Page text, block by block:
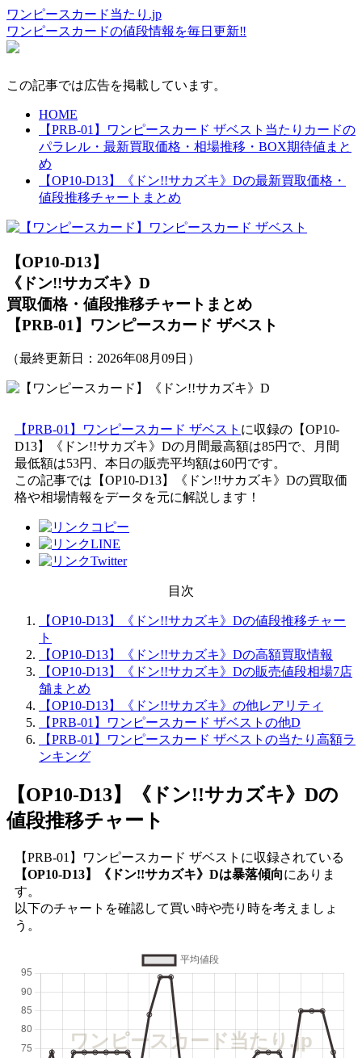
ワンピースカード当たり.jp
ワンピースカードの値段情報を毎日更新‼
この記事では広告を掲載しています。
HOME
【PRB-01】ワンピースカード ザベスト当たりカードの
パラレル・最新買取価格・相場推移・BOX期待値まと
め
【OP10-D13】《ドン!!サカズキ》Dの最新買取価格・
値段推移チャートまとめ
【OP10-D13】
《ドン!!サカズキ》D
買取価格・値段推移チャートまとめ
【PRB-01】ワンピースカード ザベスト
（最終更新日： 2026年08月09日 ）
【PRB-01】ワンピースカード ザベスト に収録の【OP10-
D13】《ドン!!サカズキ》Dの月間最高額は85円で、月間
最低額は53円、本日の販売平均額は60円です。
この記事では【OP10-D13】《ドン!!サカズキ》Dの買取価
格や相場情報をデータを元に解説します！
目次
【OP10-D13】《ドン!!サカズキ》Dの値段推移チャー
ト
【OP10-D13】《ドン!!サカズキ》Dの高額買取情報
【OP10-D13】《ドン!!サカズキ》Dの販売値段相場7店
舗まとめ
【OP10-D13】《ドン!!サカズキ》の他レアリティ
【PRB-01】ワンピースカード ザベストの他D
【PRB-01】ワンピースカード ザベストの当たり高額ラ
ンキング
【OP10-D13】《ドン!!サカズキ》Dの
値段推移チャート
【PRB-01】ワンピースカード ザベストに収録されている
【OP10-D13】《ドン!!サカズキ》Dは暴落傾向にありま
す。
以下のチャートを確認して買い時や売り時を考えましょ
う。